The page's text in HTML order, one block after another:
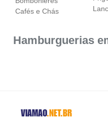
Cafés e Chás
Hamburguerias
VIAMAO.NET.BR